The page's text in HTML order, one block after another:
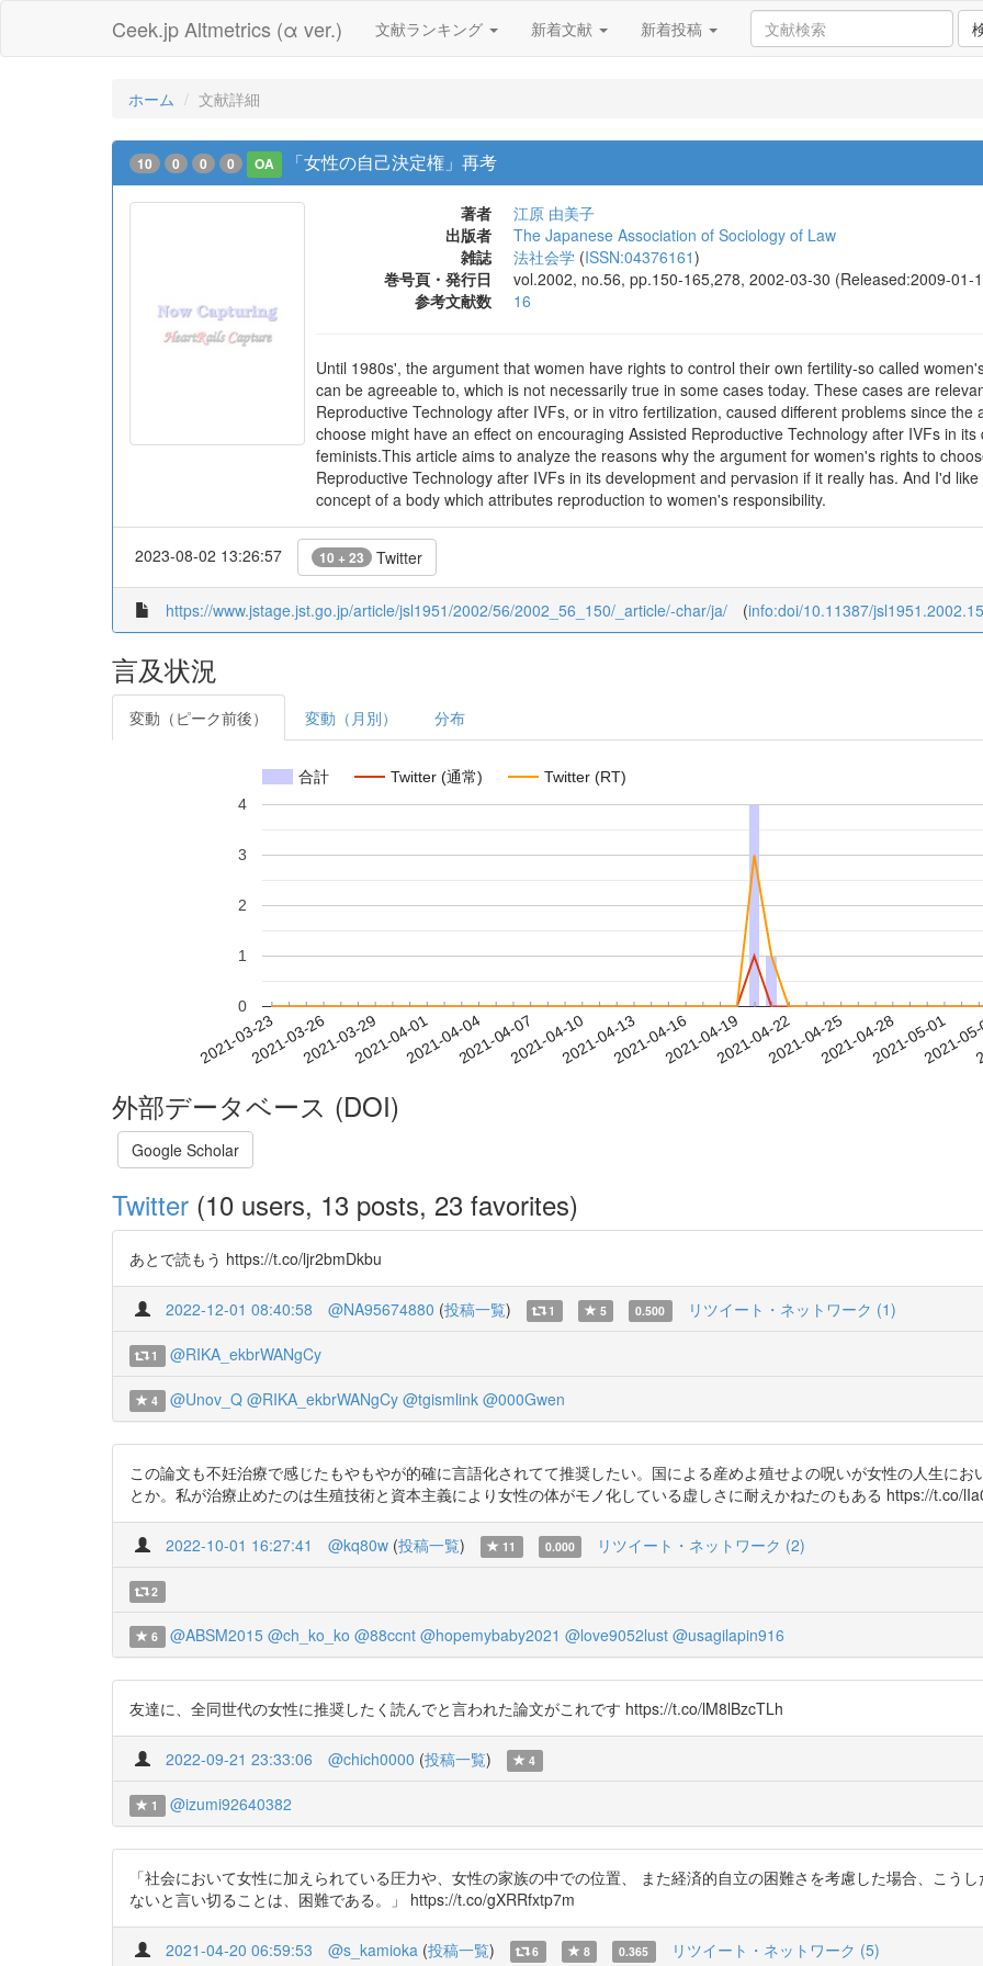
Ceek.jp Altmetrics (α ver.) 文献ランキング 新着文献 新着投稿
ホーム 文献詳細
10 0 0 0 OA 「女性の自己決定権」再考
著者
江原 由美子
出版者
The Japanese Association of Sociology of Law
雑誌
法社会学 (ISSN:04376161)
巻号頁・発行日
vol.2002, no.56, pp.150-165,278, 2002-03-30 (Released:2009-01-
参考文献数
16
Until 1980s', the argument that women have rights to control their own fertility-so called
can be agreeable to, which is not necessarily true in some cases today. These cases are
Reproductive Technology after IVFs, or in vitro fertilization, caused different problems since
choose might have an effect on encouraging Assisted Reproductive Technology after IVFs in
feminists.This article aims to analyze the reasons why the argument for women's rights to
Reproductive Technology after IVFs in its development and pervasion if it really has. And I'd
concept of a body which attributes reproduction to women's responsibility.
2023-08-02 13:26:57 10 + 23 Twitter
https://www.jstage.jst.go.jp/article/jsl1951/2002/56/2002_56_150/_article/-char/ja/ (info:doi/10.11387/
言及状況
変動（ピーク前後） 変動（月別） 分布
合計 Twitter (通常) Twitter (RT)
2021-03-232021-03-262021-03-292021-04-012021-04-042021-04-072021-04-102021-04-132021-04-162021-04-192021-04-222021-04-252021-04-282021-05-01
2021-
0
1
2
3
4
外部データベース (DOI)
Google Scholar
Twitter (10 users, 13 posts, 23 favorites)
あとで読もう https://t.co/ljr2bmDkbu
2022-12-01 08:40:58 @NA95674880 (投稿一覧) 1 5 0.500 リツイート・ネットワーク (1)
1 @RIKA_ekbrWANgCy
4 @Unov_Q @RIKA_ekbrWANgCy @tgismlink @000Gwen
この論文も不妊治療で感じたもやもやが的確に言語化されてて推奨したい。国による産めよ殖せよの呪いが女性の人生に
とか。私が治療止めたのは生殖技術と資本主義により女性の体がモノ化している虚しさに耐えかねたのもある https://t.co/
2022-10-01 16:27:41 @kq80w (投稿一覧) 11 0.000 リツイート・ネットワーク (2)
2
6 @ABSM2015 @ch_ko_ko @88ccnt @hopemybaby2021 @love9052lust @usagilapin916
友達に、全同世代の女性に推奨したく読んでと言われた論文がこれです https://t.co/lM8lBzcTLh
2022-09-21 23:33:06 @chich0000 (投稿一覧) 4
1 @izumi92640382
「社会において女性に加えられている圧力や、女性の家族の中での位置、 また経済的自立の困難さを考慮した場合、こう
ないと言い切ることは、困難である。」 https://t.co/gXRRfxtp7m
2021-04-20 06:59:53 @s_kamioka (投稿一覧) 6 8 0.365 リツイート・ネットワーク (5)